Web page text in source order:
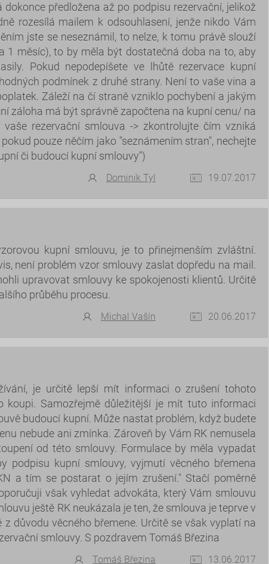
předložena až po podpisu rezervační, jelikož
rozesílá mailem k odsouhlasení, jenže nikdo Vám
jste se neseznámil, to nelze, k tomu právě slouží
1 měsíc), to by měla být dostatečná doba na to, aby
Pokud nepodepíšete ve lhůtě rezervace kupní
podmínek z druhé strany. Není to vaše vina a
Záleží na čí straně vzniklo pochybení a jakým
záloha má být správně započtena na kupní cenu/ na
rezervační smlouva -> zkontrolujte čím vzniká
pouze něčím jako "seznámením stran", nechejte
či budoucí kupní smlouvy")
Dominik Tyl 19.07.2017
kupní smlouvu, je to přinejmenším zvláštní.
není problém vzor smlouvy zaslat dopředu na mail.
upravovat smlouvy ke spokojenosti klientů. Určitě
průběhu procesu.
Michal Vašín 20.06.2017
je určitě lepší mít informaci o zrušení tohoto
koupi. Samozřejmě důležitější je mít tuto informaci
budoucí kupní. Může nastat problém, když budete
nebude ani zmínka. Zároveň by Vám RK nemusela
od této smlouvy. Formulace by měla vypadat
podpisu kupní smlouvy, vyjmutí věcného břemena
a tím se postarat o jejím zrušení." Stačí poměrně
však vyhledat advokáta, který Vám smlouvu
ještě RK neukázala je ten, že smlouva je teprve v
důvodu věcného břemene. Určitě se však vyplatí na
smlouvy. S pozdravem Tomáš Březina
Tomáš Březina 13.06.2017